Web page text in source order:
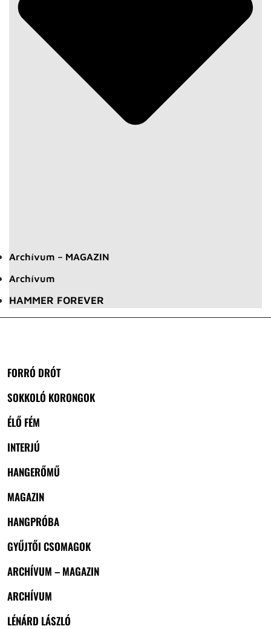
Archívum – MAGAZIN
Archívum
HAMMER FOREVER
FORRÓ DRÓT
SOKKOLÓ KORONGOK
ÉLŐ FÉM
INTERJÚ
HANGERŐMŰ
MAGAZIN
HANGPRÓBA
GYŰJTŐI CSOMAGOK
ARCHÍVUM – MAGAZIN
ARCHÍVUM
LÉNÁRD LÁSZLÓ